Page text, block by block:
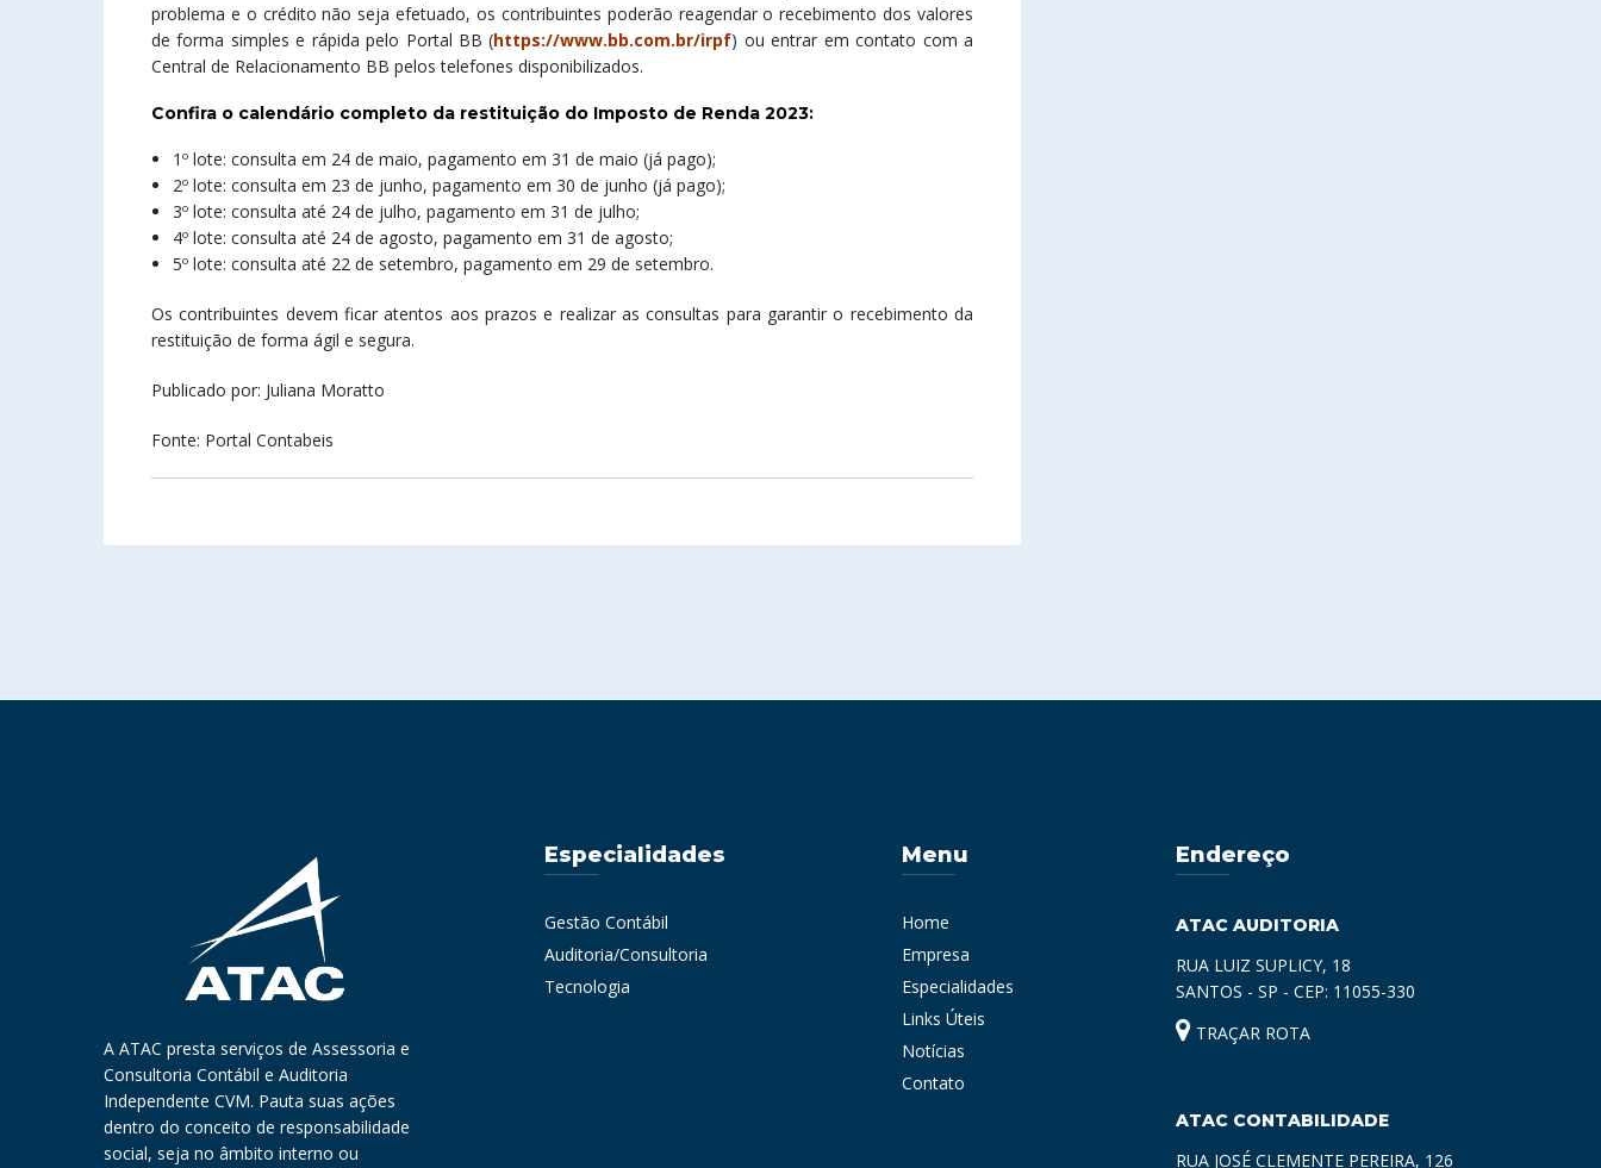
problema e o crédito não seja efetuado, os contribuintes poderão reagendar o recebimento dos valores
de forma simples e rápida pelo Portal BB (https://www.bb.com.br/irpf) ou entrar em contato com a
Central de Relacionamento BB pelos telefones disponibilizados.
Confira o calendário completo da restituição do Imposto de Renda 2023:
1º lote: consulta em 24 de maio, pagamento em 31 de maio (já pago);
2º lote: consulta em 23 de junho, pagamento em 30 de junho (já pago);
3º lote: consulta até 24 de julho, pagamento em 31 de julho;
4º lote: consulta até 24 de agosto, pagamento em 31 de agosto;
5º lote: consulta até 22 de setembro, pagamento em 29 de setembro.
Os contribuintes devem ficar atentos aos prazos e realizar as consultas para garantir o recebimento da
restituição de forma ágil e segura.
Publicado por: Juliana Moratto
Fonte: Portal Contabeis
A ATAC presta serviços de Assessoria e
Consultoria Contábil e Auditoria
Independente CVM. Pauta suas ações
dentro do conceito de responsabilidade
social, seja no âmbito interno ou
Especialidades
Gestão Contábil
Auditoria/Consultoria
Tecnologia
Menu
Home
Empresa
Especialidades
Links Úteis
Notícias
Contato
Endereço
ATAC AUDITORIA
RUA LUIZ SUPLICY, 18
SANTOS - SP - CEP: 11055-330
TRAÇAR ROTA
ATAC CONTABILIDADE
RUA JOSÉ CLEMENTE PEREIRA, 126